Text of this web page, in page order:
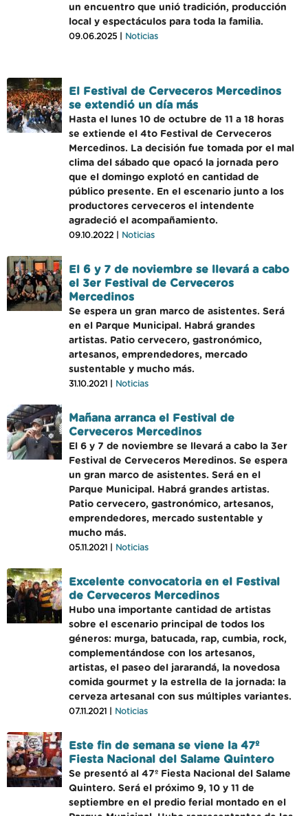
un encuentro que unió tradición, producción
local y espectáculos para toda la familia.
09.06.2025 | Noticias
El Festival de Cerveceros Mercedinos
se extendió un día más
Hasta el lunes 10 de octubre de 11 a 18 horas
se extiende el 4to Festival de Cerveceros
Mercedinos. La decisión fue tomada por el mal
clima del sábado que opacó la jornada pero
que el domingo explotó en cantidad de
público presente. En el escenario junto a los
productores cerveceros el intendente
agradeció el acompañamiento.
09.10.2022 | Noticias
El 6 y 7 de noviembre se llevará a cabo
el 3er Festival de Cerveceros
Mercedinos
Se espera un gran marco de asistentes. Será
en el Parque Municipal. Habrá grandes
artistas. Patio cervecero, gastronómico,
artesanos, emprendedores, mercado
sustentable y mucho más.
31.10.2021 | Noticias
Mañana arranca el Festival de
Cerveceros Mercedinos
El 6 y 7 de noviembre se llevará a cabo la 3er
Festival de Cerveceros Meredinos. Se espera
un gran marco de asistentes. Será en el
Parque Municipal. Habrá grandes artistas.
Patio cervecero, gastronómico, artesanos,
emprendedores, mercado sustentable y
mucho más.
05.11.2021 | Noticias
Excelente convocatoria en el Festival
de Cerveceros Mercedinos
Hubo una importante cantidad de artistas
sobre el escenario principal de todos los
géneros: murga, batucada, rap, cumbia, rock,
complementándose con los artesanos,
artistas, el paseo del jararandá, la novedosa
comida gourmet y la estrella de la jornada: la
cerveza artesanal con sus múltiples variantes.
07.11.2021 | Noticias
Este fin de semana se viene la 47º
Fiesta Nacional del Salame Quintero
Se presentó al 47º Fiesta Nacional del Salame
Quintero. Será el próximo 9, 10 y 11 de
septiembre en el predio ferial montado en el